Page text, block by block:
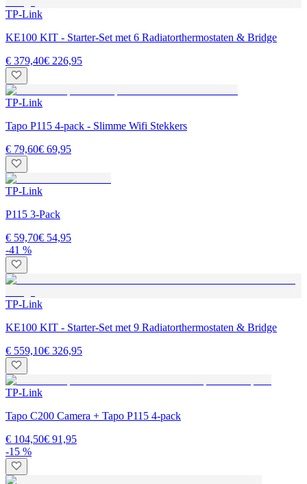
TP-Link
KE100 KIT - Starter-Set met 6 Radiatorthermostaten & Bridge
€ 379,40€ 226,95
TP-Link
Tapo P115 4-pack - Slimme Wifi Stekkers
€ 79,60€ 69,95
TP-Link
P115 3-Pack
€ 59,70€ 54,95
-41 %
TP-Link
KE100 KIT - Starter-Set met 9 Radiatorthermostaten & Bridge
€ 559,10€ 326,95
TP-Link
Tapo C200 Camera + Tapo P115 4-pack
€ 104,50€ 91,95
-15 %